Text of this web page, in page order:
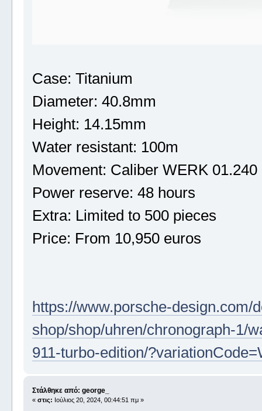
Case: Titanium
Diameter: 40.8mm
Height: 14.15mm
Water resistant: 100m
Movement: Caliber WERK 01.240
Power reserve: 48 hours
Extra: Limited to 500 pieces
Price: From 10,950 euros
https://www.porsche-design.com/
shop/shop/uhren/chronograph-1/
911-turbo-edition/
Στάλθηκε από: george_
« στις: Ιούλιος 20, 2024, 00:44:51 πμ »